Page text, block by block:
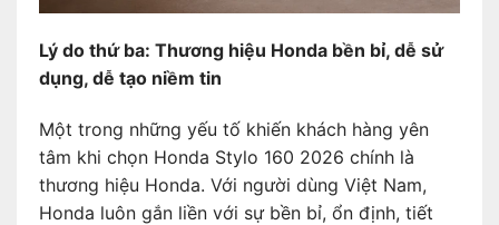
Lý do thứ ba: Thương hiệu Honda bền bỉ, dễ sử
dụng, dễ tạo niềm tin
Một trong những yếu tố khiến khách hàng yên
tâm khi chọn Honda Stylo 160 2026 chính là
thương hiệu Honda. Với người dùng Việt Nam,
Honda luôn gắn liền với sự bền bỉ, ổn định, tiết